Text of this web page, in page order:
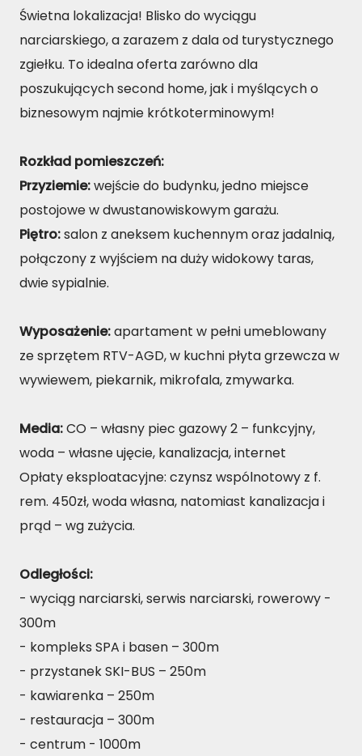
Świetna lokalizacja! Blisko do wyciągu
narciarskiego, a zarazem z dala od turystycznego
zgiełku. To idealna oferta zarówno dla
poszukujących second home, jak i myślących o
biznesowym najmie krótkoterminowym!
Rozkład pomieszczeń:
Przyziemie:wejście do budynku, jedno miejsce
postojowe w dwustanowiskowym garażu.
Piętro:salon z aneksem kuchennym oraz jadalnią,
połączony z wyjściem na duży widokowy taras,
dwie sypialnie.
Wyposażenie:apartament w pełni umeblowany
ze sprzętem RTV-AGD, w kuchni płyta grzewcza w
wywiewem, piekarnik, mikrofala, zmywarka.
Media:CO – własny piec gazowy 2 – funkcyjny,
woda – własne ujęcie, kanalizacja, internet
Opłaty eksploatacyjne: czynsz wspólnotowy z f.
rem. 450zł, woda własna, natomiast kanalizacja i
prąd – wg zużycia.
Odległości:
- wyciąg narciarski, serwis narciarski, rowerowy -
300m
- kompleks SPA i basen – 300m
- przystanek SKI-BUS – 250m
- kawiarenka – 250m
- restauracja – 300m
- centrum - 1000m